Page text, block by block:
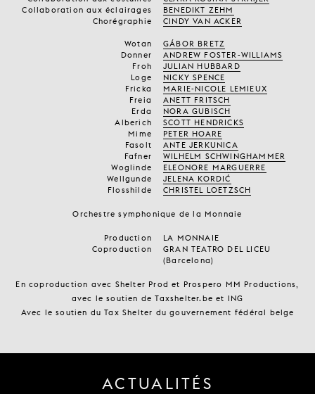
Collaboration aux éclairages
BENEDIKT ZEHM
Chorégraphie
CINDY VAN ACKER
Wotan
GÁBOR BRETZ
Donner
ANDREW FOSTER-WILLIAMS
Froh
JULIAN HUBBARD
Loge
NICKY SPENCE
Fricka
MARIE-NICOLE LEMIEUX
Freia
ANETT FRITSCH
Erda
NORA GUBISCH
Alberich
SCOTT HENDRICKS
Mime
PETER HOARE
Fasolt
ANTE JERKUNICA
Fafner
WILHELM SCHWINGHAMMER
Woglinde
ELEONORE MARGUERRE
Wellgunde
JELENA KORDIĆ
Flosshilde
CHRISTEL LOETZSCH
Orchestre symphonique de la Monnaie
Production
LA MONNAIE
Coproduction
GRAN TEATRO DEL LICEU
(Barcelona)
En coproduction avec Shelter Prod et Prospero MM Productions,
avec le soutien de Taxshelter.be et ING
Avec le soutien du Tax Shelter du gouvernement fédéral belge
ACTUALITÉS